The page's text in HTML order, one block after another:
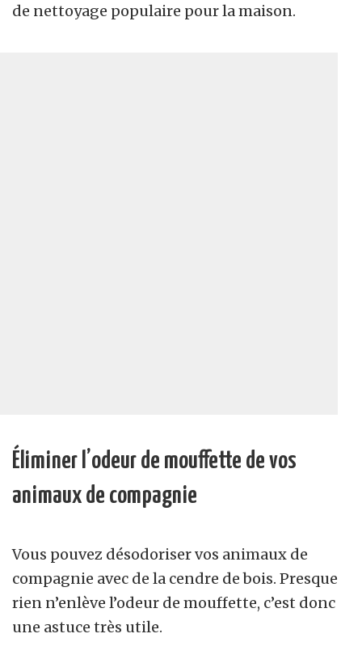
de nettoyage populaire pour la maison.
Éliminer l’odeur de mouffette de vos
animaux de compagnie
Vous pouvez désodoriser vos animaux de
compagnie avec de la cendre de bois. Presque
rien n’enlève l’odeur de mouffette, c’est donc
une astuce très utile.